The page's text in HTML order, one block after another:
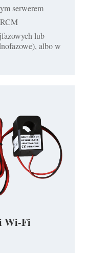
serwerem
lub
albo w
Wi-Fi